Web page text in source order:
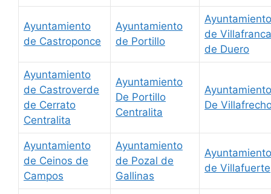
Ayuntamiento
de Castroponce
Ayuntamiento
de Portillo
Ayuntamiento
de Villafranca
de Duero
Ayuntamiento
de Castroverde
de Cerrato
Centralita
Ayuntamiento
De Portillo
Centralita
Ayuntamiento
De
Ayuntamiento
de Ceinos de
Campos
Ayuntamiento
de Pozal de
Gallinas
Ayuntamiento
de Villafuerte